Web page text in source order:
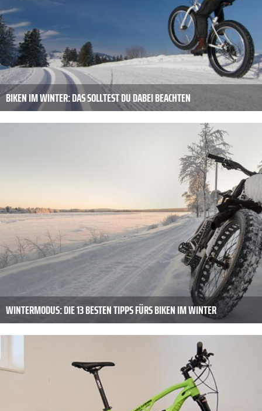
BIKEN IM WINTER: DAS SOLLTEST DU DABEI BEACHTEN
WINTERMODUS: DIE 13 BESTEN TIPPS FÜRS BIKEN IM WINTER